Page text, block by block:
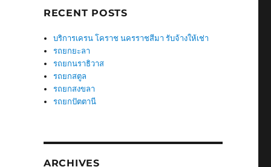
RECENT POSTS
บริการเครน โคราช นครราชสีมา รับจ้างให้เช่า
รถยกยะลา
รถยกนราธิวาส
รถยกสตูล
รถยกสงขลา
รถยกปัตตานี
ARCHIVES